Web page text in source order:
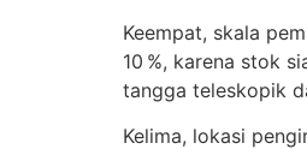
Keempat, skala
10 %, karena stok
tangga teleskopik
Kelima, lokasi